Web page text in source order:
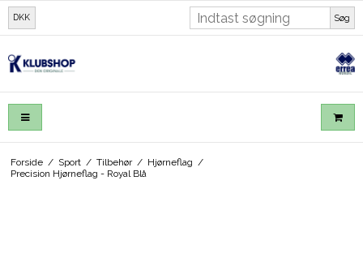
DKK Søg
Forside / Sport / Tilbehør / Hjørneflag /
Precision Hjørneflag - Royal Blå